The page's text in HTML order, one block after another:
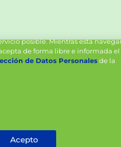
posible. Mientras está
de forma libre e informada el
de Datos Personalesde la
Acepto